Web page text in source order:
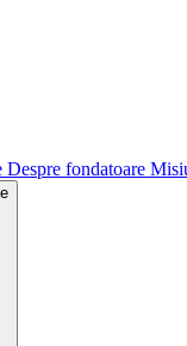
Despre fondatoare